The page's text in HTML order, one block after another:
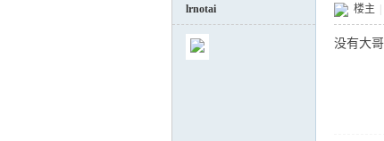
lrnotai 楼主
没有大